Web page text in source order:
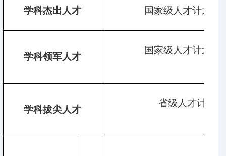
学科杰出人才 国家级人才计划特
学科领军人才
国家级人才计划青
学科拔尖人才
省级人才计划